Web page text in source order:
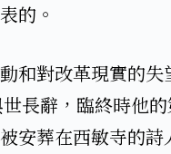
的。​
和對改革現實的失
長辭，臨終時他
安葬在西敏寺的詩